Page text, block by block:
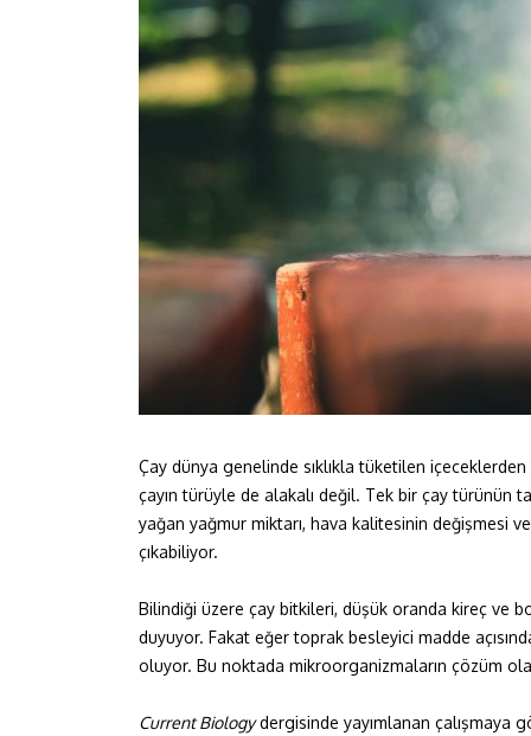
Çay dünya genelinde sıklıkla tüketilen
çayın türüyle de alakalı değil. Tek bir çay türünün
yağan yağmur miktarı, hava kalitesinin değişmesi
çıkabiliyor.
Bilindiği üzere çay bitkileri, düşük oranda kireç ve
duyuyor. Fakat eğer toprak besleyici madde
oluyor. Bu noktada mikroorganizmaların çözüm
Current Biologydergisinde yayımlanan çalışmaya